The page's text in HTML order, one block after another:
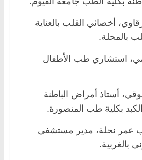
أخصائي القلب بالعناية
بالمحلة.
استشاري طب الأطفال
أستاذ أمراض الباطنة
بكلية طب المنصورة.
عمر نحلة، مدير مستشفى
بالغربية.